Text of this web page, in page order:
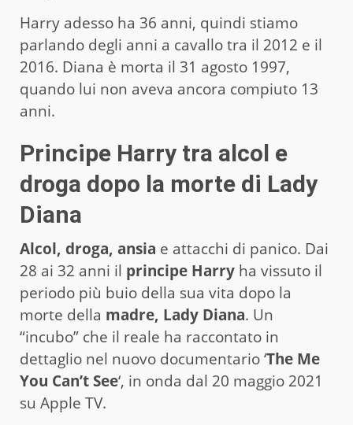
Harry adesso ha 36 anni, quindi stiamo
parlando degli anni a cavallo tra il 2012 e il
2016. Diana è morta il 31 agosto 1997,
quando lui non aveva ancora compiuto 13
anni.
Principe Harry tra alcol e
droga dopo la morte di Lady
Diana
Alcol, droga, ansia e attacchi di panico. Dai
28 ai 32 anni il principe Harry ha vissuto il
periodo più buio della sua vita dopo la
morte della madre, Lady Diana. Un
“incubo” che il reale ha raccontato in
dettaglio nel nuovo documentario ‘The Me
You Can’t See‘, in onda dal 20 maggio 2021
su Apple TV.